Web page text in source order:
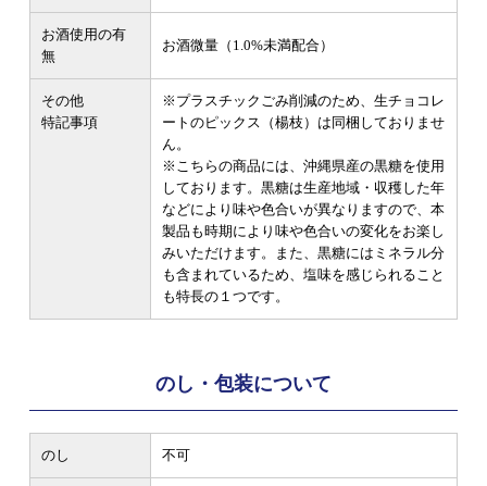
お酒使用の有
無
お酒微量（1.0%未満配合）
その他
特記事項
※プラスチックごみ削減のため、生チョコレ
ートのピックス（楊枝）は同梱しておりませ
ん。
※こちらの商品には、沖縄県産の黒糖を使用
しております。黒糖は生産地域・収穫した年
などにより味や色合いが異なりますので、本
製品も時期により味や色合いの変化をお楽し
みいただけます。また、黒糖にはミネラル分
も含まれているため、塩味を感じられること
も特長の１つです。
のし・包装について
のし 不可